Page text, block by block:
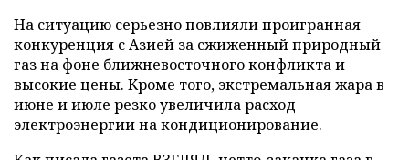
На ситуацию серьезно повлияли проигранная
конкуренция с Азией за сжиженный природный
газ на фоне ближневосточного конфликта и
высокие цены. Кроме того, экстремальная жара в
июне и июле резко увеличила расход
электроэнергии на кондиционирование.